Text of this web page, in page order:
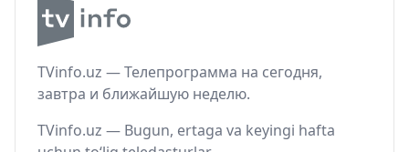
TVinfo.uz — Телепрограмма на сегодня,
завтра и ближайшую неделю.
TVinfo.uz — Bugun, ertaga va keyingi hafta